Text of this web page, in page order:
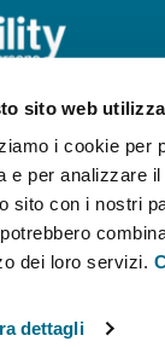
sito web
i cookie per
e per analizzare
sito con i nostri
dei loro servizi.
dettagli
I.V.